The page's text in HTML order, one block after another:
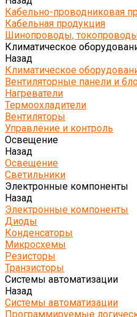
Кабельно-проводниковая
Кабельная продукция
Шинопроводы,
Климатическое
Назад
Климатическое
Вентиляторные панели и
Нагреватели
Термоохладители
Вентиляторы
Управление и контроль
Освещение
Назад
Освещение
Светильники
Электронные компоненты
Назад
Электронные компоненты
Диоды
Конденсаторы
Микросхемы
Резисторы
Транзисторы
Системы автоматизации
Назад
Системы автоматизации
Программируемые